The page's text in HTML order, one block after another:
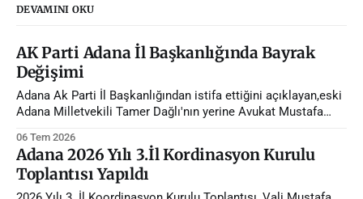
DEVAMINI OKU
AK Parti Adana İl Başkanlığında Bayrak
Değişimi
Adana Ak Parti İl Başkanlığından istifa ettiğini açıklayan,eski
Adana Milletvekili Tamer Dağlı'nın yerine Avukat Mustafa
06 Tem 2026
Adana 2026 Yılı 3.İl Kordinasyon Kurulu
Toplantısı Yapıldı